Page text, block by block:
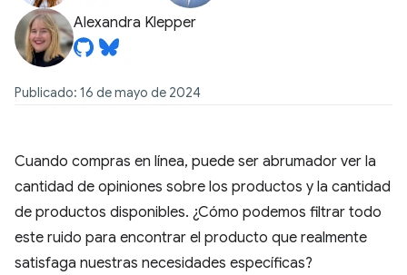
Alexandra Klepper
Publicado: 16 de mayo de 2024
Cuando compras en línea, puede ser abrumador ver la
cantidad de opiniones sobre los productos y la cantidad
de productos disponibles. ¿Cómo podemos filtrar todo
este ruido para encontrar el producto que realmente
satisfaga nuestras necesidades específicas?